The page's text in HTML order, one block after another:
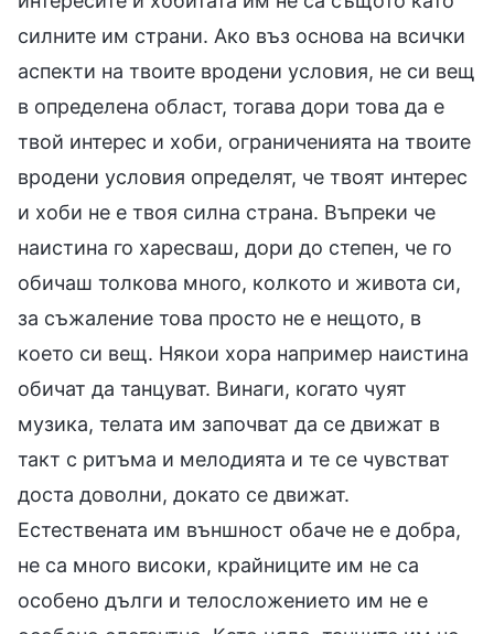
силните им страни. Ако въз основа на всички
аспекти на твоите вродени условия, не си вещ
в определена област, тогава дори това да е
твой интерес и хоби, ограниченията на твоите
вродени условия определят, че твоят интерес
и хоби не е твоя силна страна. Въпреки че
наистина го харесваш, дори до степен, че го
обичаш толкова много, колкото и живота си,
за съжаление това просто не е нещото, в
което си вещ. Някои хора например наистина
обичат да танцуват. Винаги, когато чуят
музика, телата им започват да се движат в
такт с ритъма и мелодията и те се чувстват
доста доволни, докато се движат.
Естествената им външност обаче не е добра,
не са много високи, крайниците им не са
особено дълги и телосложението им не е